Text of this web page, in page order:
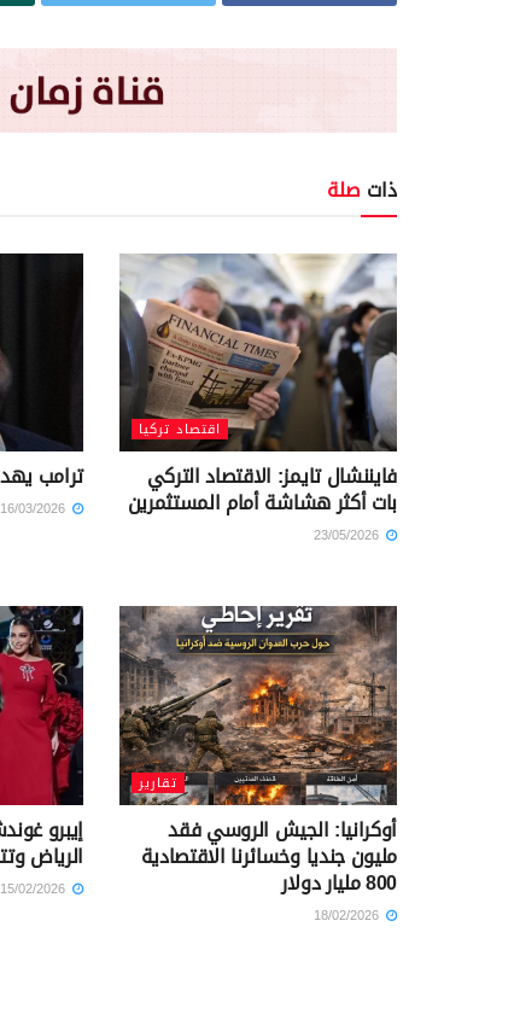
ذات صلة
اقتصاد تركيا
فايننشال تايمز: الاقتصاد التركي
بات أكثر هشاشة أمام المستثمرين
ترامب
تقارير
أوكرانيا: الجيش الروسي فقد
مليون جنديا وخسائرنا الاقتصادية
800 مليار دولار
إيبرو
الرياض وتتقاضى